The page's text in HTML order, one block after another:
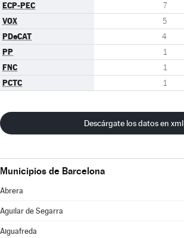
ECP-PEC 7
VOX 5
PDeCAT 4
PP 1
FNC 1
PCTC 1
Descárgate los datos en xml
Municipios de Barcelona
Abrera
Aguilar de Segarra
Aiguafreda